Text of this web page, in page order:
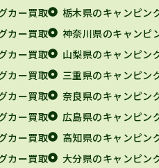
カー買取 栃木県のキャンピン
カー買取 神奈川県のキャンピ
カー買取 山梨県のキャンピン
カー買取 三重県のキャンピン
カー買取 奈良県のキャンピン
カー買取 広島県のキャンピン
カー買取 高知県のキャンピン
カー買取 大分県のキャンピン